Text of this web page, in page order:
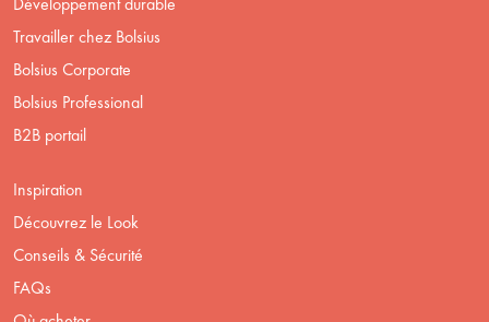
Travailler chez Bolsius
Bolsius Corporate
Bolsius Professional
B2B portail
Inspiration
Découvrez le Look
Conseils & Sécurité
FAQs